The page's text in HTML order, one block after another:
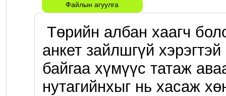
Файлын агуулга
анкет зайлшгүй
байгаа хүмүүс татаж
нутагийнхыг нь хасаж